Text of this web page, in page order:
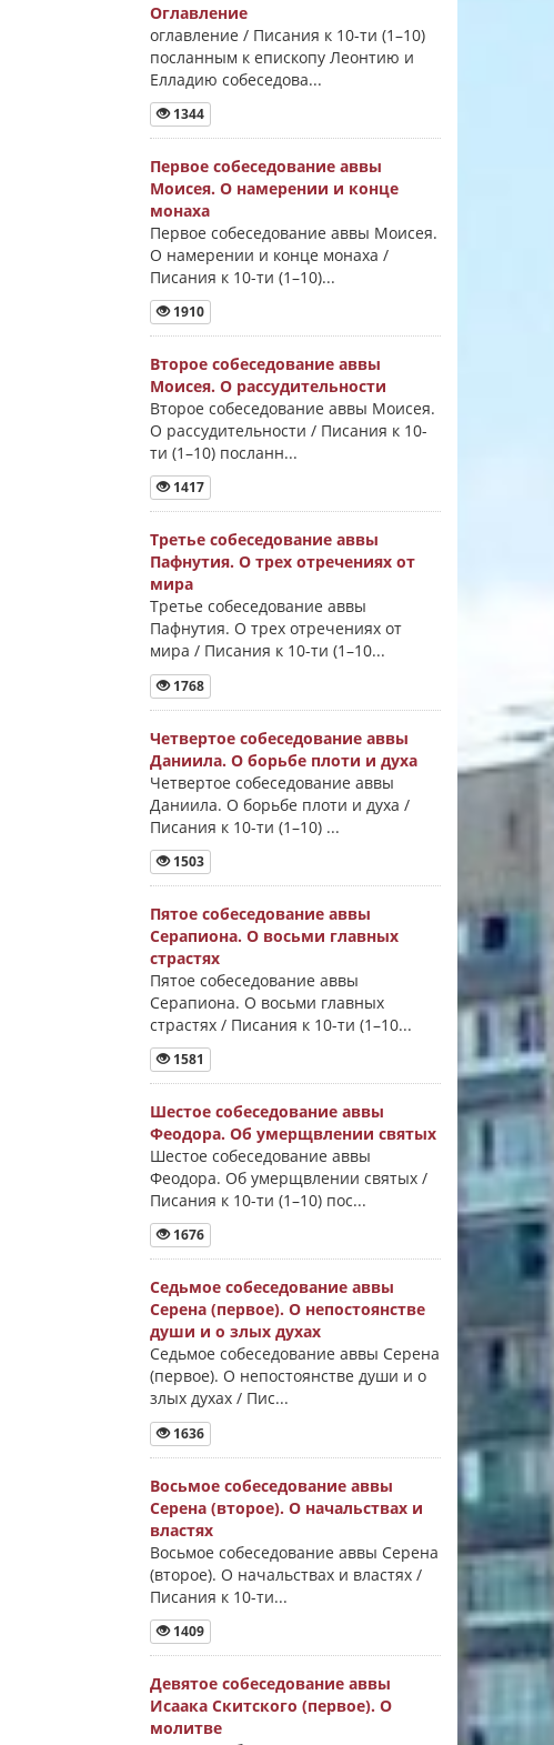
Оглавление
оглавление / Писания к 10-ти (1–10)
посланным к епископу Леонтию и
Елладию собеседова...
1344
Первое собеседование аввы
Моисея. О намерении и конце
монаха
Первое собеседование аввы Моисея.
О намерении и конце монаха /
Писания к 10-ти (1–10)...
1910
Второе собеседование аввы
Моисея. О рассудительности
Второе собеседование аввы Моисея.
О рассудительности / Писания к 10-
ти (1–10) посланн...
1417
Третье собеседование аввы
Пафнутия. О трех отречениях от
мира
Третье собеседование аввы
Пафнутия. О трех отречениях от
мира / Писания к 10-ти (1–10...
1768
Четвертое собеседование аввы
Даниила. О борьбе плоти и духа
Четвертое собеседование аввы
Даниила. О борьбе плоти и духа /
Писания к 10-ти (1–10) ...
1503
Пятое собеседование аввы
Серапиона. О восьми главных
страстях
Пятое собеседование аввы
Серапиона. О восьми главных
страстях / Писания к 10-ти (1–10...
1581
Шестое собеседование аввы
Феодора. Об умерщвлении святых
Шестое собеседование аввы
Феодора. Об умерщвлении святых /
Писания к 10-ти (1–10) пос...
1676
Седьмое собеседование аввы
Серена (первое). О непостоянстве
души и о злых духах
Седьмое собеседование аввы Серена
(первое). О непостоянстве души и о
злых духах / Пис...
1636
Восьмое собеседование аввы
Серена (второе). О начальствах и
властях
Восьмое собеседование аввы Серена
(второе). О начальствах и властях /
Писания к 10-ти...
1409
Девятое собеседование аввы
Исаака Скитского (первое). О
молитве